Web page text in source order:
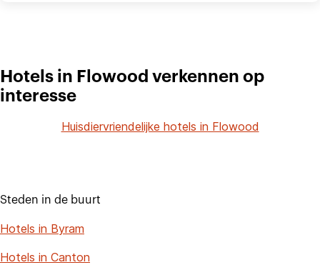
Hotels in Flowood verkennen op
interesse
Huisdiervriendelijke hotels in Flowood
Steden in de buurt
Hotels in Byram
Hotels in Canton